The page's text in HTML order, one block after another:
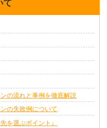
て
の流れと事例を徹底解説
の失敗例について
を選ぶポイント』